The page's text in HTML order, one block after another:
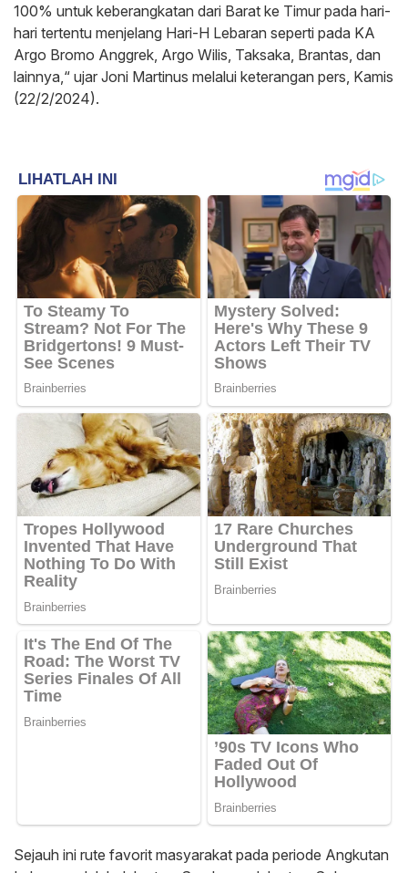
100% untuk keberangkatan dari Barat ke Timur pada hari-
hari tertentu menjelang Hari-H Lebaran seperti pada KA
Argo Bromo Anggrek, Argo Wilis, Taksaka, Brantas, dan
lainnya,“ ujar Joni Martinus melalui keterangan pers, Kamis
(22/2/2024).
Sejauh ini rute favorit masyarakat pada periode Angkutan